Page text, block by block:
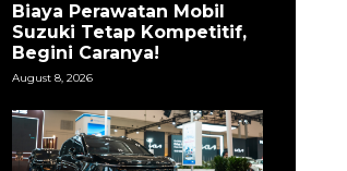
Biaya Perawatan Mobil
Suzuki Tetap Kompetitif,
Begini Caranya!
August 8, 2026